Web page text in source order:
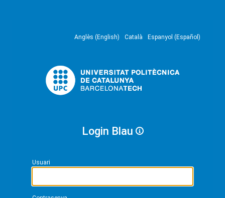
Anglès (English) Català Espanyol (Español)
Login Blau
Usuari